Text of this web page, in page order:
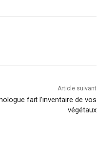
Article suivant
fait l’inventaire de vos
végétaux